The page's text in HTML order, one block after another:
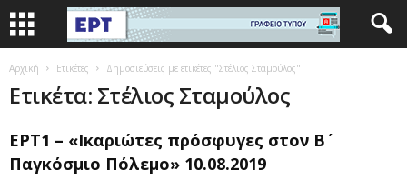
Αρχική Ετικέτες Δημοσιεύσεις με ετικέτες "Στέλιος Σταμούλος"
Ετικέτα: Στέλιος Σταμούλος
ΕΡΤ1 – «Ικαριώτες πρόσφυγες στον Β΄
Παγκόσμιο Πόλεμο» 10.08.2019